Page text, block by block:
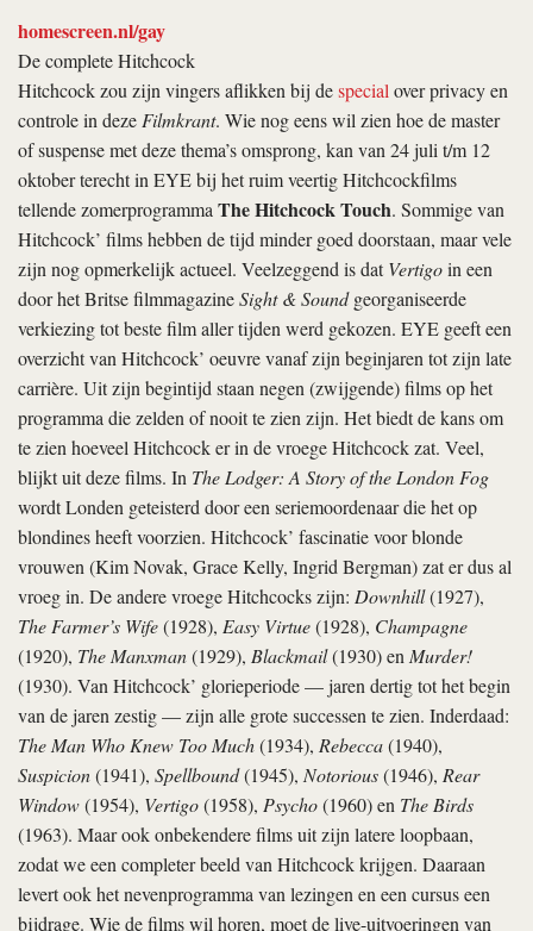
homescreen.nl/gay
De complete Hitchcock
Hitchcock zou zijn vingers aflikken bij despecialover privacy en
controle in dezeFilmkrant. Wie nog eens wil zien hoe de master
of suspense met deze thema’s omsprong, kan van 24 juli t/m 12
oktober terecht in EYE bij het ruim veertig Hitchcockfilms
tellende zomerprogrammaThe Hitchcock Touch. Sommige van
Hitchcock’ films hebben de tijd minder goed doorstaan, maar vele
zijn nog opmerkelijk actueel. Veelzeggend is datVertigoin een
door het Britse filmmagazineSight & Soundgeorganiseerde
verkiezing tot beste film aller tijden werd gekozen. EYE geeft een
overzicht van Hitchcock’ oeuvre vanaf zijn beginjaren tot zijn late
carrière. Uit zijn begintijd staan negen (zwijgende) films op het
programma die zelden of nooit te zien zijn. Het biedt de kans om
te zien hoeveel Hitchcock er in de vroege Hitchcock zat. Veel,
blijkt uit deze films. In The Lodger: A Story of the London Fog
wordt Londen geteisterd door een seriemoordenaar die het op
blondines heeft voorzien. Hitchcock’ fascinatie voor blonde
vrouwen (Kim Novak, Grace Kelly, Ingrid Bergman) zat er dus al
vroeg in. De andere vroege Hitchcocks zijn: Downhill(1927),
The Farmer’s Wife(1928), Easy Virtue(1928), Champagne
(1920), The Manxman(1929), Blackmail(1930) enMurder!
(1930). Van Hitchcock’ glorieperiode — jaren dertig tot het begin
van de jaren zestig — zijn alle grote successen te zien. Inderdaad:
The Man Who Knew Too Much(1934), Rebecca(1940),
Suspicion(1941), Spellbound(1945), Notorious(1946), Rear
Window(1954), Vertigo(1958), Psycho(1960) en The Birds
(1963). Maar ook onbekendere films uit zijn latere loopbaan,
zodat we een completer beeld van Hitchcock krijgen. Daaraan
levert ook het nevenprogramma van lezingen en een cursus een
bijdrage. Wie de films wil horen, moet de live-uitvoeringen van